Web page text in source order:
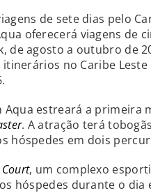
de sete dias pelo
oferecerá viagens de
de agosto a outubro de
itinerários no Caribe
Aqua estreará a primeira
. A atração terá
hóspedes em dois
, um complexo
hóspedes durante o